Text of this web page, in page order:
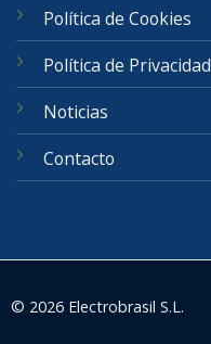
Política de Cookies
Política de Privacidad
Noticias
Contacto
© 2026 Electrobrasil S.L.